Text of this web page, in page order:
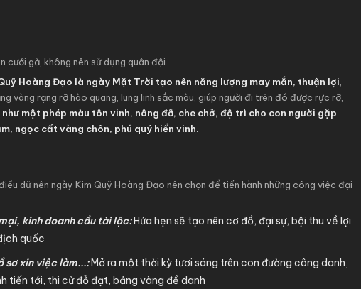
cưới gả, không nên sử dụng quân đội.
Hoàng Đạo là ngày Mặt Trời tạo nên năng lượng may mắn, thuận lợi
vàng rạng rỡ hào quang, lung linh sắc màu, giúp người đi trên đó được rực rỡ,
như một phép màu tôn vinh, nâng đỡ, che chở, độ trì cho con người gặp
ngọc cất vàng chôn, phú quý hiển vinh.
dữ nên ngày Kim Quỹ Hoàng Đạo nên chọn để tiến hành những công việc đại
kinh doanh cầu tài lộc:Hứa hẹn sẽ tạo nên cơ đồ, đại sự, bội thu về lợi
quốc
sơ xin việc làm...:Mở ra một thời kỳ tươi sáng trên con đường công danh,
tiến tới, thi cử đỗ đạt, bảng vàng đề danh